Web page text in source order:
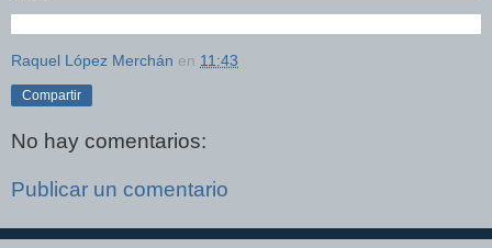
Raquel López Merchán en 11:43
Compartir
No hay comentarios:
Publicar un comentario